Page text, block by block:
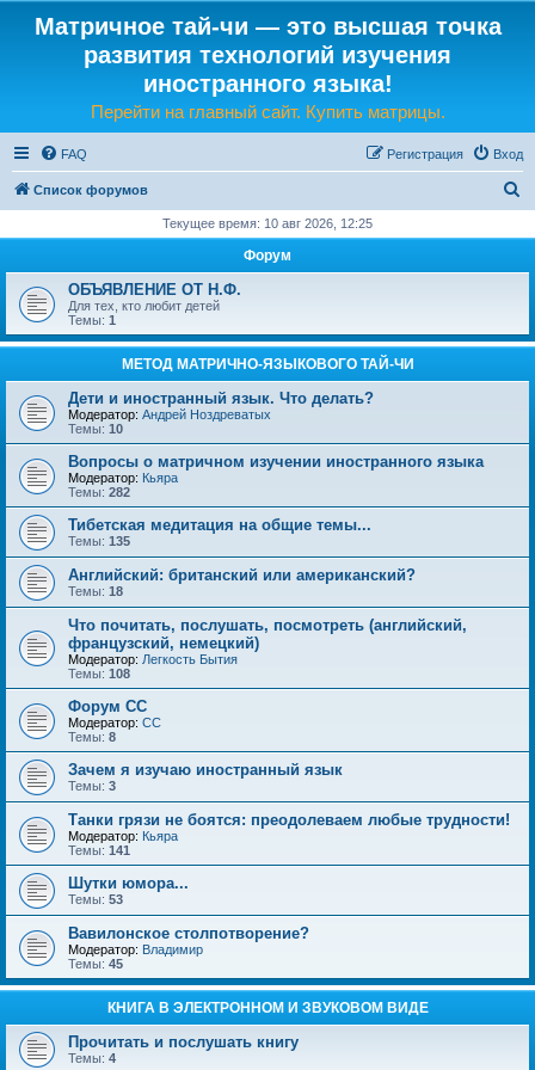
Матричное тай-чи — это высшая точка
развития технологий изучения
иностранного языка!
Перейти на главный сайт. Купить матрицы.
FAQ Вход
Регистрация
Список форумов
с
Текущее время: 10 авг 2026, 12:25
Форум
ОБЪЯВЛЕНИЕ ОТ Н.Ф.
Для тех, кто любит детей
Темы: 1
МЕТОД МАТРИЧНО-ЯЗЫКОВОГО ТАЙ-ЧИ
Дети и иностранный язык. Что делать?
Модератор: Андрей Ноздреватых
Темы: 10
Вопросы о матричном изучении иностранного языка
Модератор: Кьяра
Темы: 282
Тибетская медитация на общие темы...
Темы: 135
Английский: британский или американский?
Темы: 18
Что почитать, послушать, посмотреть (английский,
французский, немецкий)
Модератор: Легкость Бытия
Темы: 108
Форум СС
Модератор: CC
Темы: 8
Зачем я изучаю иностранный язык
Темы: 3
Танки грязи не боятся: преодолеваем любые трудности!
Модератор: Кьяра
Темы: 141
Шутки юмора...
Темы: 53
Вавилонское столпотворение?
Модератор: Владимир
Темы: 45
КНИГА В ЭЛЕКТРОННОМ И ЗВУКОВОМ ВИДЕ
Прочитать и послушать книгу
Темы: 4